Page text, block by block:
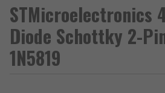
STMicroelectronics
Diode Schottky 2-
1N5819